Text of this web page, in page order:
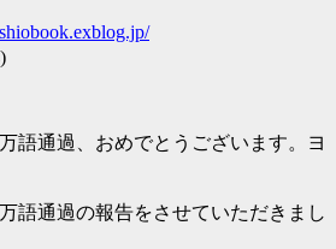
語通過、おめでとうございます。ヨ
語通過の報告をさせていただきまし